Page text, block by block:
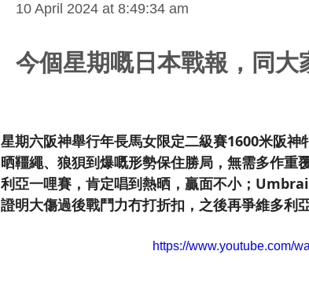
10 April 2024 at 8:49:34 am
今個星期嘅日本戰報，同大
星期六阪神舉行年長馬女限定二級賽1600米阪
晒韁繩、狼狽到爆嘅形勢保住勝局，無需多作重
利亞一哩賽，肯定唱到熱晒，贏面不小；
證明大傷過後戰鬥力冇打折扣，之後再爭維多利
https://www.youtube.com/